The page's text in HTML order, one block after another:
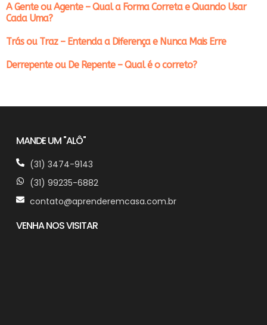
A Gente ou Agente – Qual a Forma Correta e Quando Usar
Cada Uma?
Trás ou Traz – Entenda a Diferença e Nunca Mais Erre
Derrepente ou De Repente – Qual é o correto?
MANDE UM "ALÔ"
(31) 3474-9143
(31) 99235-6882
contato@aprenderemcasa.com.br
VENHA NOS VISITAR